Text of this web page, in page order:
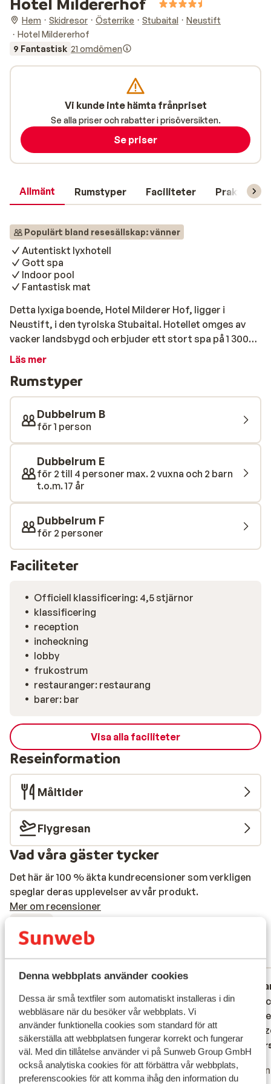
Denna webbplats använder cookies
Dessa är små textfiler som automatiskt installeras i din
webbläsare när du besöker vår webbplats. Vi
använder funktionella cookies som standard för att
säkerställa att webbplatsen fungerar korrekt och fungerar
väl. Med din tillåtelse använder vi på Sunweb Group GmbH
också analytiska cookies för att förbättra vår webbplats,
preferenscookies för att komma ihåg den information du
Hem Skidresor Österrike Stubaital
Neustift
Hotel Mildererhof
9 Fantastisk 21 omdömen
Allmänt Rumstyper Faciliteter Praktisk
Populärt bland resesällskap: vänner
Autentiskt lyxhotell
Gott spa
Indoor pool
Fantastisk mat
Detta lyxiga boende, Hotel Milderer Hof, ligger i
Neustift, i den tyrolska Stubaital. Hotellet omges av
vacker landsbygd och erbjuder ett stort spa på 1 300
m² samt rum med balkong och panoramautsikt över
minuters promenad bort stannar skidbussen som
snabbt tar dig hit. Hotel Mildererhof erbjuder
dessutom en egen skyttelbuss till Stubai-glaciären.
Spaet har också flera bastur och ett ångbad och
erbjuder ett brett utbud av skönhetsbehandlingar,
inklusive massage. Förutom ett stort spa erbjuder
Hotel Milderer Hof även en mysig bar med en mysig
öppen spis och en restaurang som serverar lokala och
internationella rätter. En frukostbuffé serveras varje
kaffe, te och bakverk på eftermiddagen och en 5-
rätters meny till middag.
Läs mer
Rumstyper
Dubbelrum B
för 1 person
Dubbelrum E
för 2 till 4 personer max. 2 vuxna och 2 barn
t.o.m. 17 år
Dubbelrum F
för 2 personer
Faciliteter
Officiell klassificering: 4,5 stjärnor
klassificering
reception
incheckning
lobby
frukostrum
restauranger: restaurang
barer: bar
Visa alla faciliteter
Reseinformation
Måltider
Flygresan
Vad våra gäster tycker
Det här är 100 % äkta kundrecensioner som verkligen
speglar deras upplevelser av vår produkt.
Mer om recensioner
9 Fantastisk
21 omdömen
Mest bokad av vänner
Die Zimmer waren sehr sauber. Das Essen
war sehr gut und das Personal war auch
sehr freundlich. Insgesamt ein Top Hotel
Die Zimmer waren sehr sauber. Das Essen
war sehr gut und das Personal war auch
sehr freundlich. Insgesamt ein Top Hotel
Översätt till svenska
Anonym
Vänner
Sehr
Sehr
Flo
Vi kunde inte hämta frånpriset
Se alla priser och rabatter i prisöversikten.
Se priser